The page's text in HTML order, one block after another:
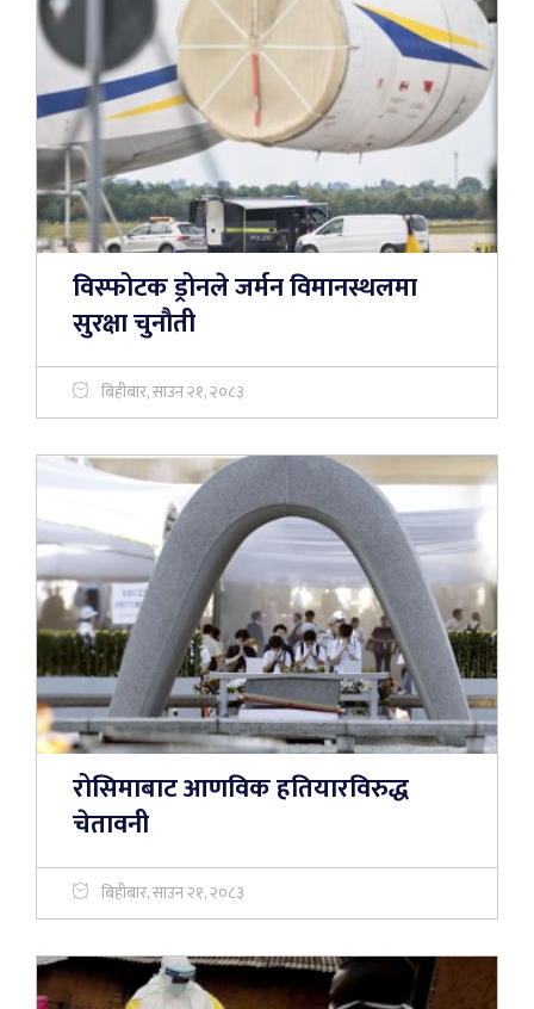
विस्फोटक ड्रोनले जर्मन विमानस्थलमा
सुरक्षा चुनौती
बिहीबार, साउन २१, २०८३
रोसिमाबाट आणविक हतियारविरुद्ध
चेतावनी
बिहीबार, साउन २१, २०८३